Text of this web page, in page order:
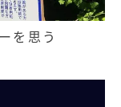
を思う